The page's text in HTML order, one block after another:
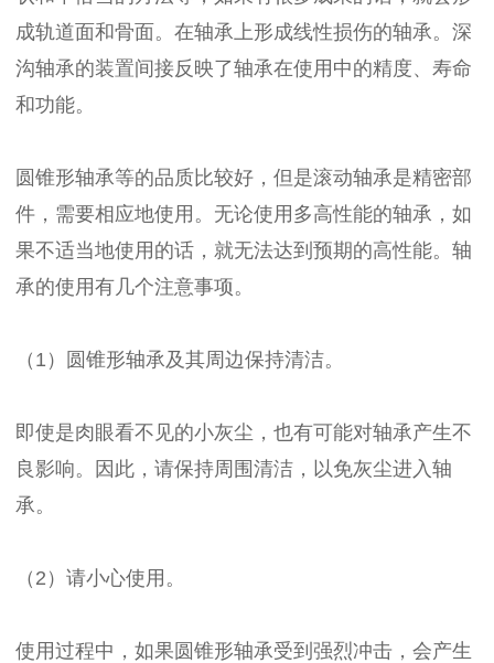
成轨道面和骨面。在轴承上形成线性损伤的轴承。深
沟轴承的装置间接反映了轴承在使用中的精度、寿命
和功能。
圆锥形轴承等的品质比较好，但是滚动轴承是精密部
件，需要相应地使用。无论使用多高性能的轴承，如
果不适当地使用的话，就无法达到预期的高性能。轴
承的使用有几个注意事项。
（1）圆锥形轴承及其周边保持清洁。
即使是肉眼看不见的小灰尘，也有可能对轴承产生不
良影响。因此，请保持周围清洁，以免灰尘进入轴
承。
（2）请小心使用。
使用过程中，如果圆锥形轴承受到强烈冲击，会产生